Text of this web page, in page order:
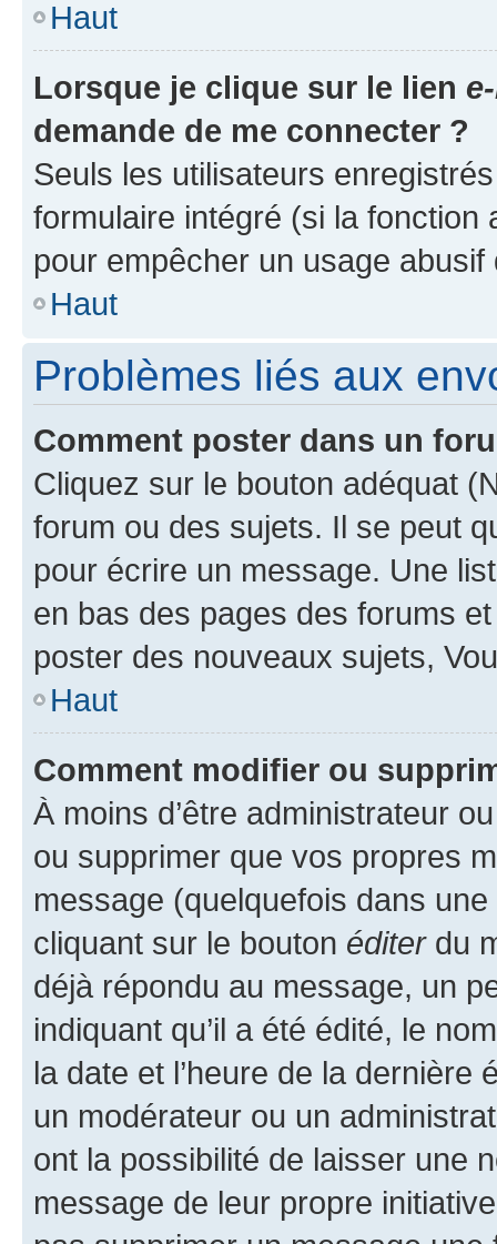
Haut
Lorsque je clique sur le lien
demande de me connecter ?
Seuls les utilisateurs
formulaire intégré (si la fonction
pour empêcher un usage
Haut
Problèmes liés aux
Comment poster dans un
Cliquez sur le bouton adéquat
forum ou des sujets. Il se peut
pour écrire un message. Une
en bas des pages des forums
poster des nouveaux sujets,
Haut
Comment modifier ou
À moins d’être administrateur
ou supprimer que vos propres
message (quelquefois dans
cliquant sur le bouton éditerdu
déjà répondu au message, un
indiquant qu’il a été édité, le
la date et l’heure de la dernière
un modérateur ou un
ont la possibilité de laisser une
message de leur propre